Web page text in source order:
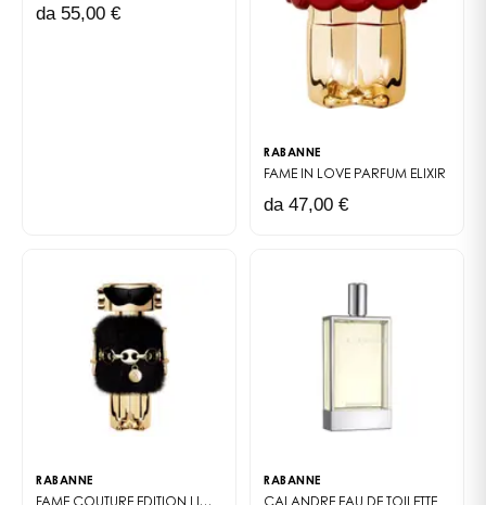
da 55,00 €
RABANNE
FAME IN LOVE PARFUM ELIXIR
da 47,00 €
RABANNE RABANNE